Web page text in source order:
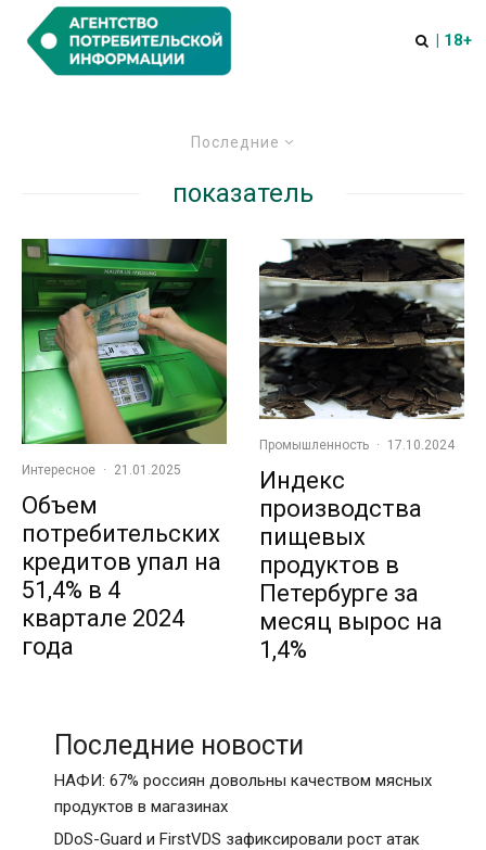
| 18+
Последние
показатель
Интересное · 21.01.2025
Объем
потребительских
кредитов упал на
51,4% в 4
квартале 2024
года
Промышленность · 17.10.2024
Индекс
производства
пищевых
продуктов в
Петербурге за
месяц вырос на
1,4%
Последние новости
НАФИ: 67% россиян довольны качеством мясных
продуктов в магазинах
DDoS-Guard и FirstVDS зафиксировали рост атак